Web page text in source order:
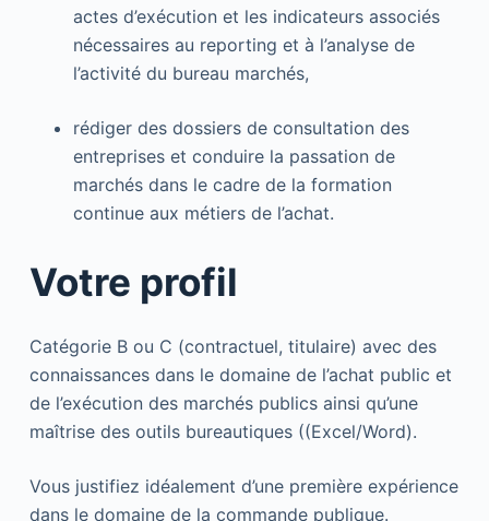
actes d’exécution et les indicateurs associés
nécessaires au reporting et à l’analyse de
l’activité du bureau marchés,
rédiger des dossiers de consultation des
entreprises et conduire la passation de
marchés dans le cadre de la formation
continue aux métiers de l’achat.
Votre profil
Catégorie B ou C (contractuel, titulaire) avec des
connaissances dans le domaine de l’achat public et
de l’exécution des marchés publics ainsi qu’une
maîtrise des outils bureautiques ((Excel/Word).
Vous justifiez idéalement d’une première expérience
dans le domaine de la commande publique.